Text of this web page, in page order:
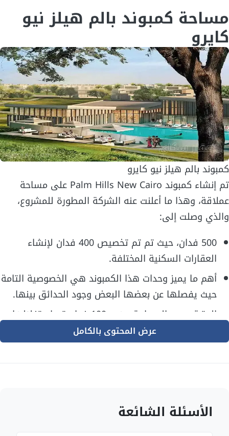
مساحة كمبوند بالم هيلز نيو
كايرو
كمبوند بالم هيلز نيو كايرو
تم إنشاء كمبوند Palm Hills New Cairo على مساحة
عملاقة، وهذا ما أعلنت عنه الشركة المطورة للمشروع،
والذي وصلت إلى:
500 فدان، حيث تم تم تخصيص 400 فدان لإنشاء
العقارات السكنية المختلفة.
أهم ما يميز وحدات هذا الكمبوند هي الخصوصية التامة
حيث يفصلها عن بعضها البعض وجود الحدائق بينها.
المتبقي من المساحة وهي 100 فدان تم استغلالها
لإنشاء الخدمات.
عن شقق عادية.
ميزانية إنشاء الوحدات وصلت إلى 40 مليون.
عرض المحتوى بالكامل
الأسئلة الشائعة